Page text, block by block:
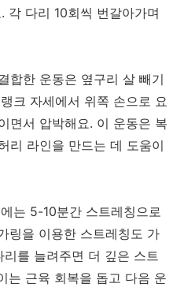
각 다리 10회씩 번갈아가며
합한 운동은 옆구리 살 빼기
크 자세에서 위쪽 손으로 요
면서 압박해요. 이 운동은 복
리 라인을 만드는 데 도움이
는 5-10분간 스트레칭으로
링을 이용한 스트레칭도 가
를 늘려주면 더 깊은 스트
는 근육 회복을 돕고 다음 운